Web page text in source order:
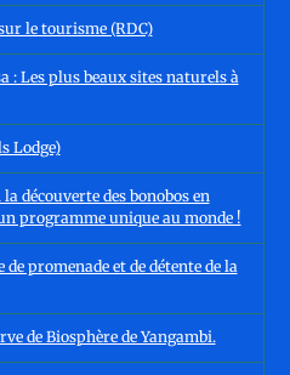
le tourisme (RDC)
: Les plus beaux sites naturels à
Lodge)
découverte des bonobos en
programme unique au monde !
de promenade et de détente de la
de Biosphère de Yangambi.